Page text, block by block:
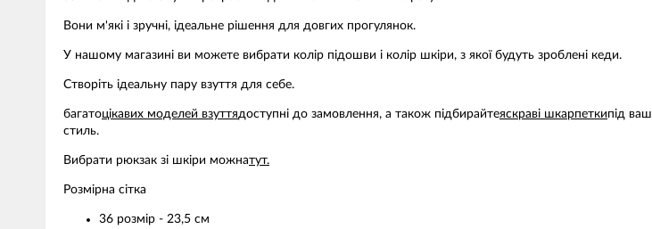
Вони м'які і зручні, ідеальне рішення для довгих прогулянок.
У нашому магазині ви можете вибрати колір підошви і колір шкіри, з якої будуть зроблені кеди.
Створіть ідеальну пару взуття для себе.
багатоцікавих моделей взуттядоступні до замовлення, а також підбирайтеяскраві шкарпеткипід ваш
стиль.
Вибрати рюкзак зі шкіри можнатут.
Розмірна сітка
36 розмір - 23,5 см